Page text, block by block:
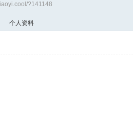
?141148
个人资料